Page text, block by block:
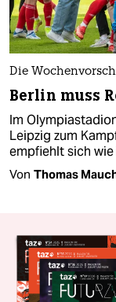
Die
Berlin muss
Im
Leipzig zum
empfiehlt sich
Von Thomas